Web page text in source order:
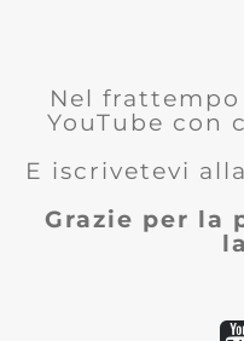
Nel
YouTube con
E iscrivetevi
Grazie per la